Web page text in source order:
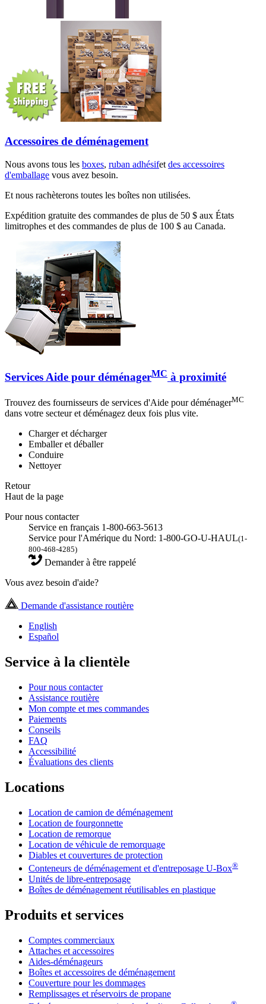
Accessoires de déménagement
Nous avons tous les boxes, ruban adhésifet des accessoires
d'emballage vous avez besoin.
Et nous rachèterons toutes les boîtes non utilisées.
Expédition gratuite des commandes de plus de 50 $ aux États
limitrophes et des commandes de plus de 100 $ au Canada.
Services Aide pour déménagerMC à proximité
Trouvez des fournisseurs de services d'Aide pour déménagerMC
dans votre secteur et déménagez deux fois plus vite.
Charger et décharger
Emballer et déballer
Conduire
Nettoyer
Retour
Haut de la page
Pour nous contacter
Service en français 1-800-663-5613
Service pour l'Amérique du Nord: 1-800-GO-U-HAUL(1-
800-468-4285)
Demander à être rappelé
Vous avez besoin d'aide?
Demande d'assistance routière
English
Español
Service à la clientèle
Pour nous contacter
Assistance routière
Mon compte et mes commandes
Paiements
Conseils
FAQ
Accessibilité
Évaluations des clients
Locations
Location de camion de déménagement
Location de fourgonnette
Location de remorque
Location de véhicule de remorquage
Diables et couvertures de protection
Conteneurs de déménagement et d'entreposage U-Box®
Unités de libre-entreposage
Boîtes de déménagement réutilisables en plastique
Produits et services
Comptes commerciaux
Attaches et accessoires
Aides-déménageurs
Boîtes et accessoires de déménagement
Couverture pour les dommages
Remplissages et réservoirs de propane